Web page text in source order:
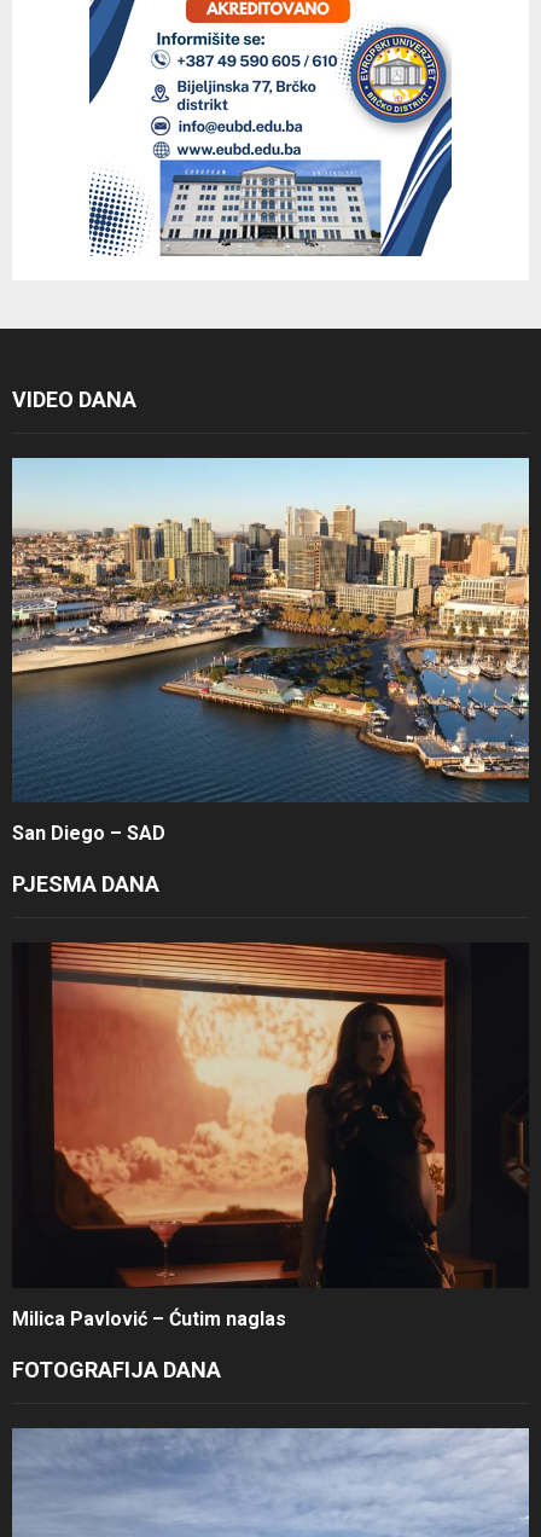
VIDEO DANA
San Diego – SAD
PJESMA DANA
Milica Pavlović – Ćutim naglas
FOTOGRAFIJA DANA